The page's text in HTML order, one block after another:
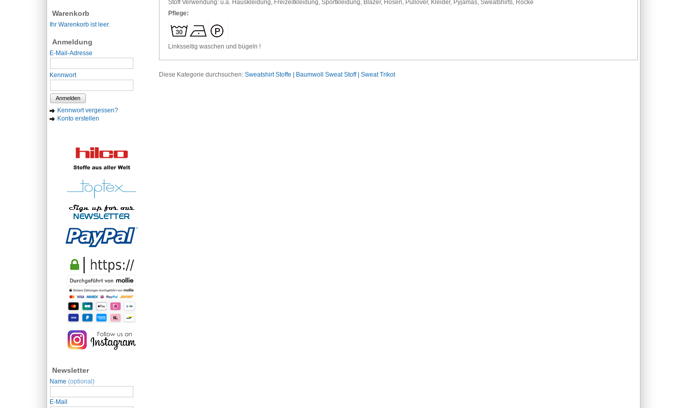
Warenkorb
Ihr Warenkorb ist leer.
Anmeldung
E-Mail-Adresse
Kennwort
Anmelden
Kennwort vergessen?
Konto erstellen
Newsletter
Name (optional)
E-Mail
Stoff Verwendung: u.a. Hauskleidung, Freizeitkleidung, Sportkleidung, Blazer, Hosen, Pullover, Kleider, Pyjamas, Sweatshirts, Röcke
Pflege:
Linksseitig waschen und bügeln !
Diese Kategorie durchsuchen: Sweatshirt Stoffe | Baumwoll Sweat Stoff | Sweat Trikot